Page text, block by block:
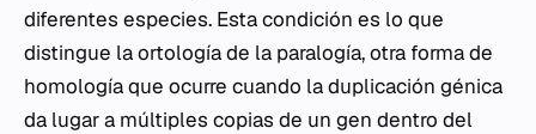
diferentes especies. Esta condición es lo que
distingue la ortología de la paralogía, otra forma de
homología que ocurre cuando la duplicación génica
da lugar a múltiples copias de un gen dentro del